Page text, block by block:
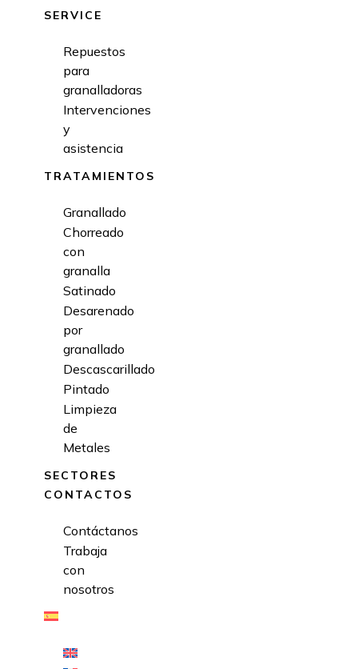
SERVICE
Repuestos
para
granalladoras
Intervenciones
y
asistencia
TRATAMIENTOS
Granallado
Chorreado
con
granalla
Satinado
Desarenado
por
granallado
Descascarillado
Pintado
Limpieza
de
Metales
SECTORES
CONTACTOS
Contáctanos
Trabaja
con
nosotros